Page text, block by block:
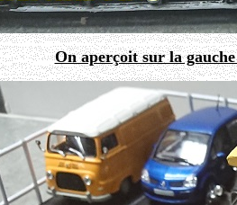
On aperçoit sur la